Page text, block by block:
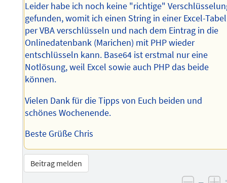
Leider habe ich noch keine "richtige"
gefunden, womit ich einen String in einer Excel-
per VBA verschlüsseln und nach dem Eintrag in die
Onlinedatenbank (Marichen) mit PHP wieder
entschlüsseln kann. Base64 ist erstmal nur eine
Notlösung, weil Excel sowie auch PHP das beide
können.
Vielen Dank für die Tipps von Euch beiden und
schönes Wochenende.
Beste Grüße Chris
Beitrag melden